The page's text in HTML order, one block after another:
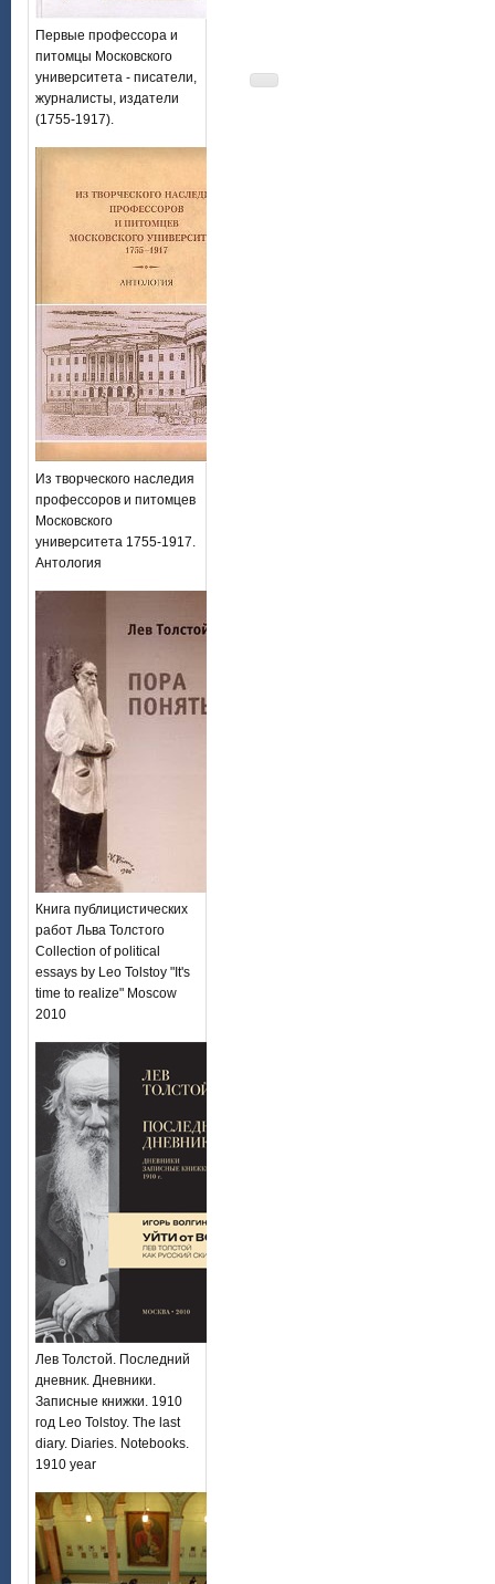
Первые профессора и
питомцы Московского
университета - писатели,
журналисты, издатели
(1755-1917).
Из творческого наследия
профессоров и питомцев
Московского
университета 1755-1917.
Антология
Книга публицистических
работ Льва Толстого
Collection of political
essays by Leo Tolstoy "It's
time to realize" Moscow
2010
Лев Толстой. Последний
дневник. Дневники.
Записные книжки. 1910
год Leo Tolstoy. The last
diary. Diaries. Notebooks.
1910 year